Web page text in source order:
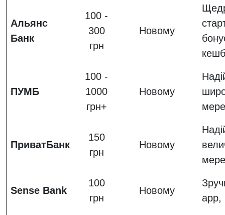
Альянс
Банк
100 -
300
грн
Новому
ПУМБ
100 -
1000
грн+
Новому
ПриватБанк
150
грн
Новому
Sense Bank
100
грн
Новому
app,